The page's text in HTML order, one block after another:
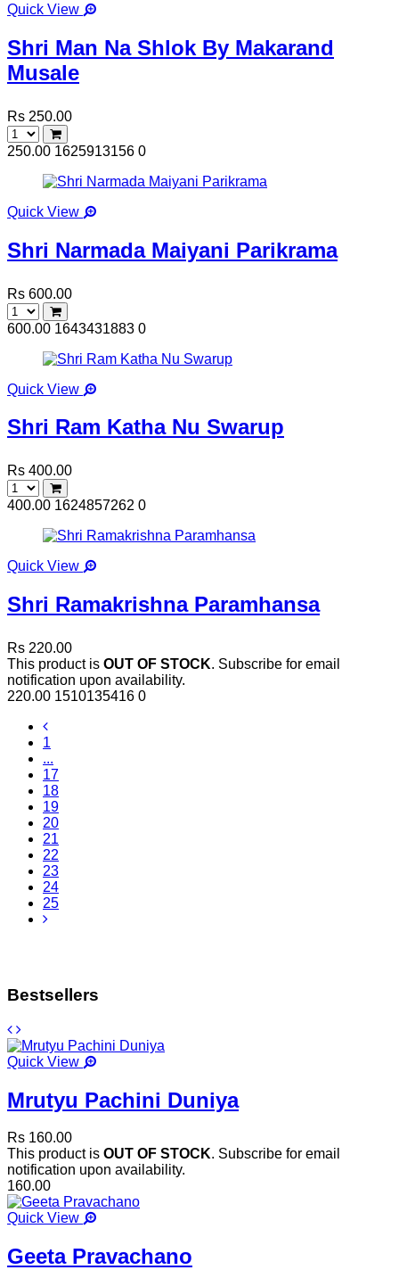
Quick View
Shri Man Na Shlok By Makarand
Musale
Rs 250.00
250.00 1625913156 0
Quick View
Shri Narmada Maiyani Parikrama
Rs 600.00
600.00 1643431883 0
Quick View
Shri Ram Katha Nu Swarup
Rs 400.00
400.00 1624857262 0
Quick View
Shri Ramakrishna Paramhansa
Rs 220.00
This product is OUT OF STOCK. Subscribe for email
notification upon availability.
220.00 1510135416 0
1
...
17
18
19
20
21
22
23
24
25
Bestsellers
Quick View
Mrutyu Pachini Duniya
Rs 160.00
This product is OUT OF STOCK. Subscribe for email
notification upon availability.
160.00
Quick View
Geeta Pravachano